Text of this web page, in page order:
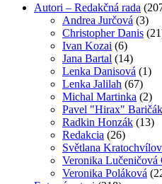
Autori – Redakčná rada
Andrea Jurčová (3)
Christopher Danis
Ivan Kozai (6)
Jana Bartal (14)
Lenka Danisová (1)
Lenka Jalilah (67)
Michal Martinka (2)
Pavel "Hirax" Baričák
Radkin Honzák (13)
Redakcia (26)
Světlana
Veronika Lučeničová
Veronika Poláková